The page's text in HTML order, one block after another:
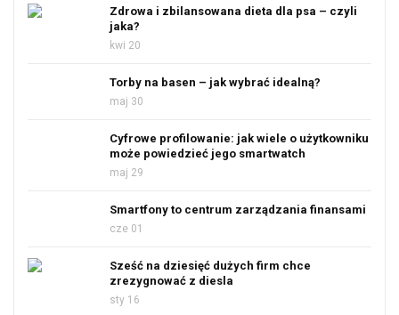
Zdrowa i zbilansowana dieta dla psa – czyli
jaka?
kwi 20
Torby na basen – jak wybrać idealną?
maj 30
Cyfrowe profilowanie: jak wiele o użytkowniku
może powiedzieć jego smartwatch
maj 29
Smartfony to centrum zarządzania finansami
cze 01
Sześć na dziesięć dużych firm chce
zrezygnować z diesla
sty 16